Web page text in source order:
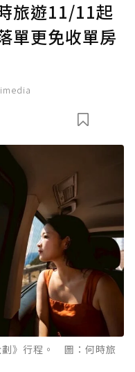
確認送出
前往 購買點數
旅遊11/11起
單更免收單房
劃》行程。 圖：何時旅